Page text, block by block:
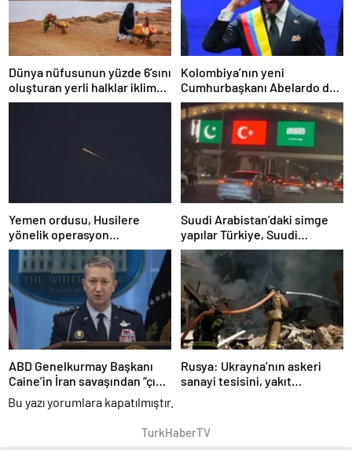
Dünya nüfusunun yüzde 6’sını
oluşturan yerli halklar iklim
değişikliğinin tehdidi altında
Kolombiya’nın yeni
Cumhurbaşkanı Abelardo de
la Espriella: Güçlü medya ve
hızlı yükseliş
Yemen ordusu, Husilere
yönelik operasyon
düzenlediğini duyurdu
Suudi Arabistan’daki simge
yapılar Türkiye, Suudi
Arabistan ve Pakistan
bayraklarıyla ışıklandırıldı
ABD Genelkurmay Başkanı
Caine’in İran savaşından “çıkış
yolu” aradığı iddia edildi
Rusya: Ukrayna’nın askeri
sanayi tesisini, yakıt
Bu yazı yorumlara kapatılmıştır.
TurkHaberTV